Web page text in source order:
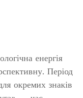
енергія
Період
окремих знаків